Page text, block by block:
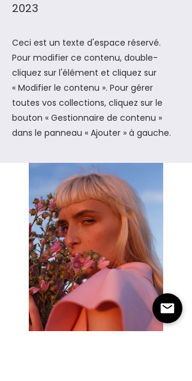
2023
Ceci est un texte d'espace réservé.
Pour modifier ce contenu, double-
cliquez sur l'élément et cliquez sur
« Modifier le contenu ». Pour gérer
toutes vos collections, cliquez sur le
bouton « Gestionnaire de contenu »
dans le panneau « Ajouter » à gauche.